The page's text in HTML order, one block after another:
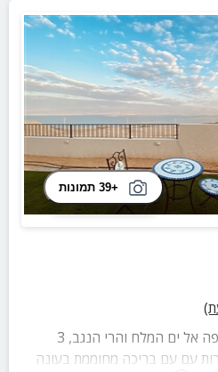
+39 תמונות
מתחם נופש קסום הצופה אל ים המלח והרי הנגב, 3
עם עם בריכה מחוממת בעונה